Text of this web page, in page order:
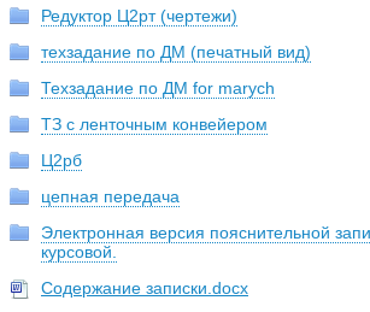
Редуктор Ц2рт (чертежи)
техзадание по ДМ (печатный вид)
Техзадание по ДМ for marych
ТЗ с ленточным конвейером
Ц2рб
цепная передача
Электронная версия пояснительной
курсовой.
Cодержание записки.docx